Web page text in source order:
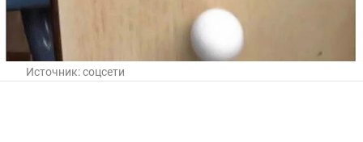
Источник:соцсети